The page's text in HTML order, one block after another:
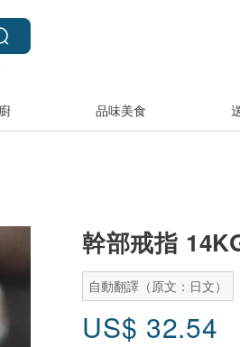
品味美食
幹部戒指
自動翻譯（原文：日文）
US$ 32.54